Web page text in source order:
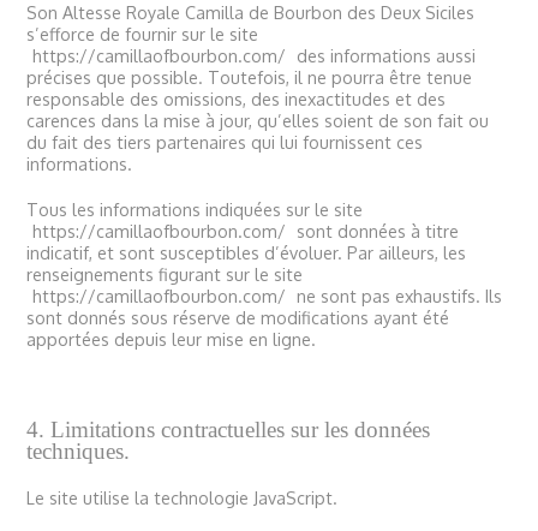
Son Altesse Royale Camilla de Bourbon des Deux Siciles
s’efforce de fournir sur le site
https://camillaofbourbon.com/
des informations aussi
précises que possible. Toutefois, il ne pourra être tenue
responsable des omissions, des inexactitudes et des
carences dans la mise à jour, qu’elles soient de son fait ou
du fait des tiers partenaires qui lui fournissent ces
informations.
Tous les informations indiquées sur le site
https://camillaofbourbon.com/
sont données à titre
indicatif, et sont susceptibles d’évoluer. Par ailleurs, les
renseignements figurant sur le site
https://camillaofbourbon.com/
ne sont pas exhaustifs. Ils
sont donnés sous réserve de modifications ayant été
apportées depuis leur mise en ligne.
4. Limitations contractuelles sur les données
techniques.
Le site utilise la technologie JavaScript.